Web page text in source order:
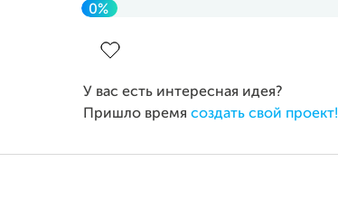
0%
У вас есть интересная идея?
Пришло время создать свой проект!